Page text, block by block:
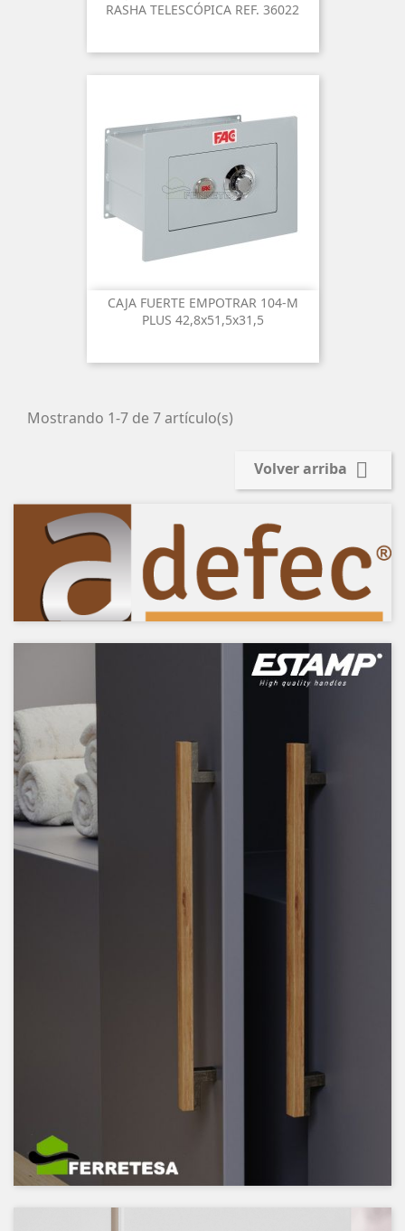
RASHA TELESCÓPICA REF. 36022
CAJA FUERTE EMPOTRAR 104-M
PLUS 42,8x51,5x31,5
Mostrando 1-7 de 7 artículo(s)
Volver arriba 